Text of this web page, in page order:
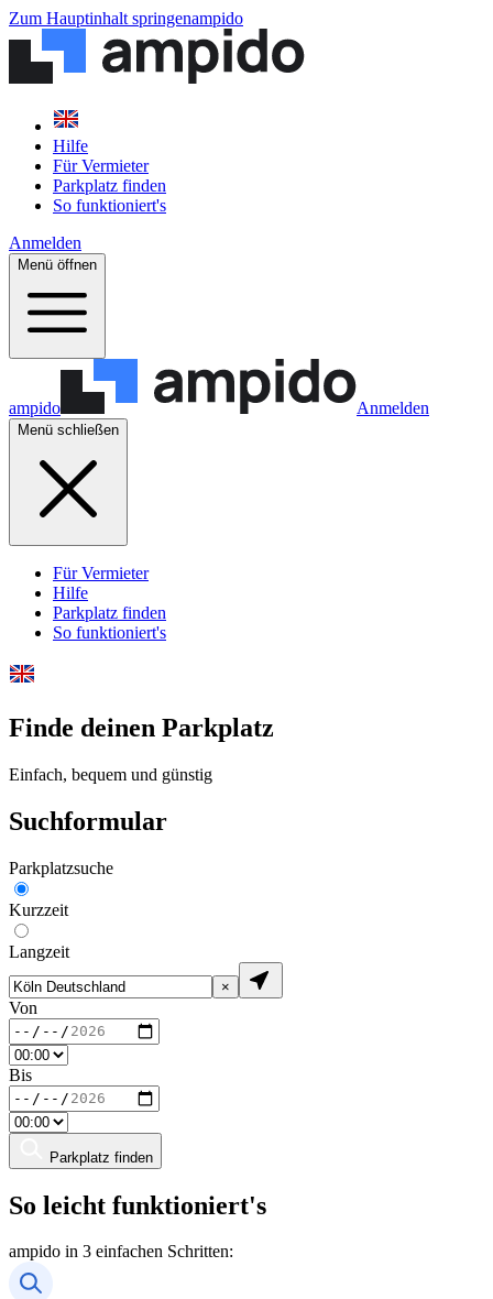
Zum Hauptinhalt springenampido
Hilfe
Für Vermieter
Parkplatz finden
So funktioniert's
Anmelden
Menü öffnen
ampido Anmelden
Menü schließen
Für Vermieter
Hilfe
Parkplatz finden
So funktioniert's
Finde deinen Parkplatz
Einfach, bequem und günstig
Suchformular
Parkplatzsuche
Kurzzeit
Langzeit
×
Von
Bis
Parkplatz finden
So leicht funktioniert's
ampido in 3 einfachen Schritten: